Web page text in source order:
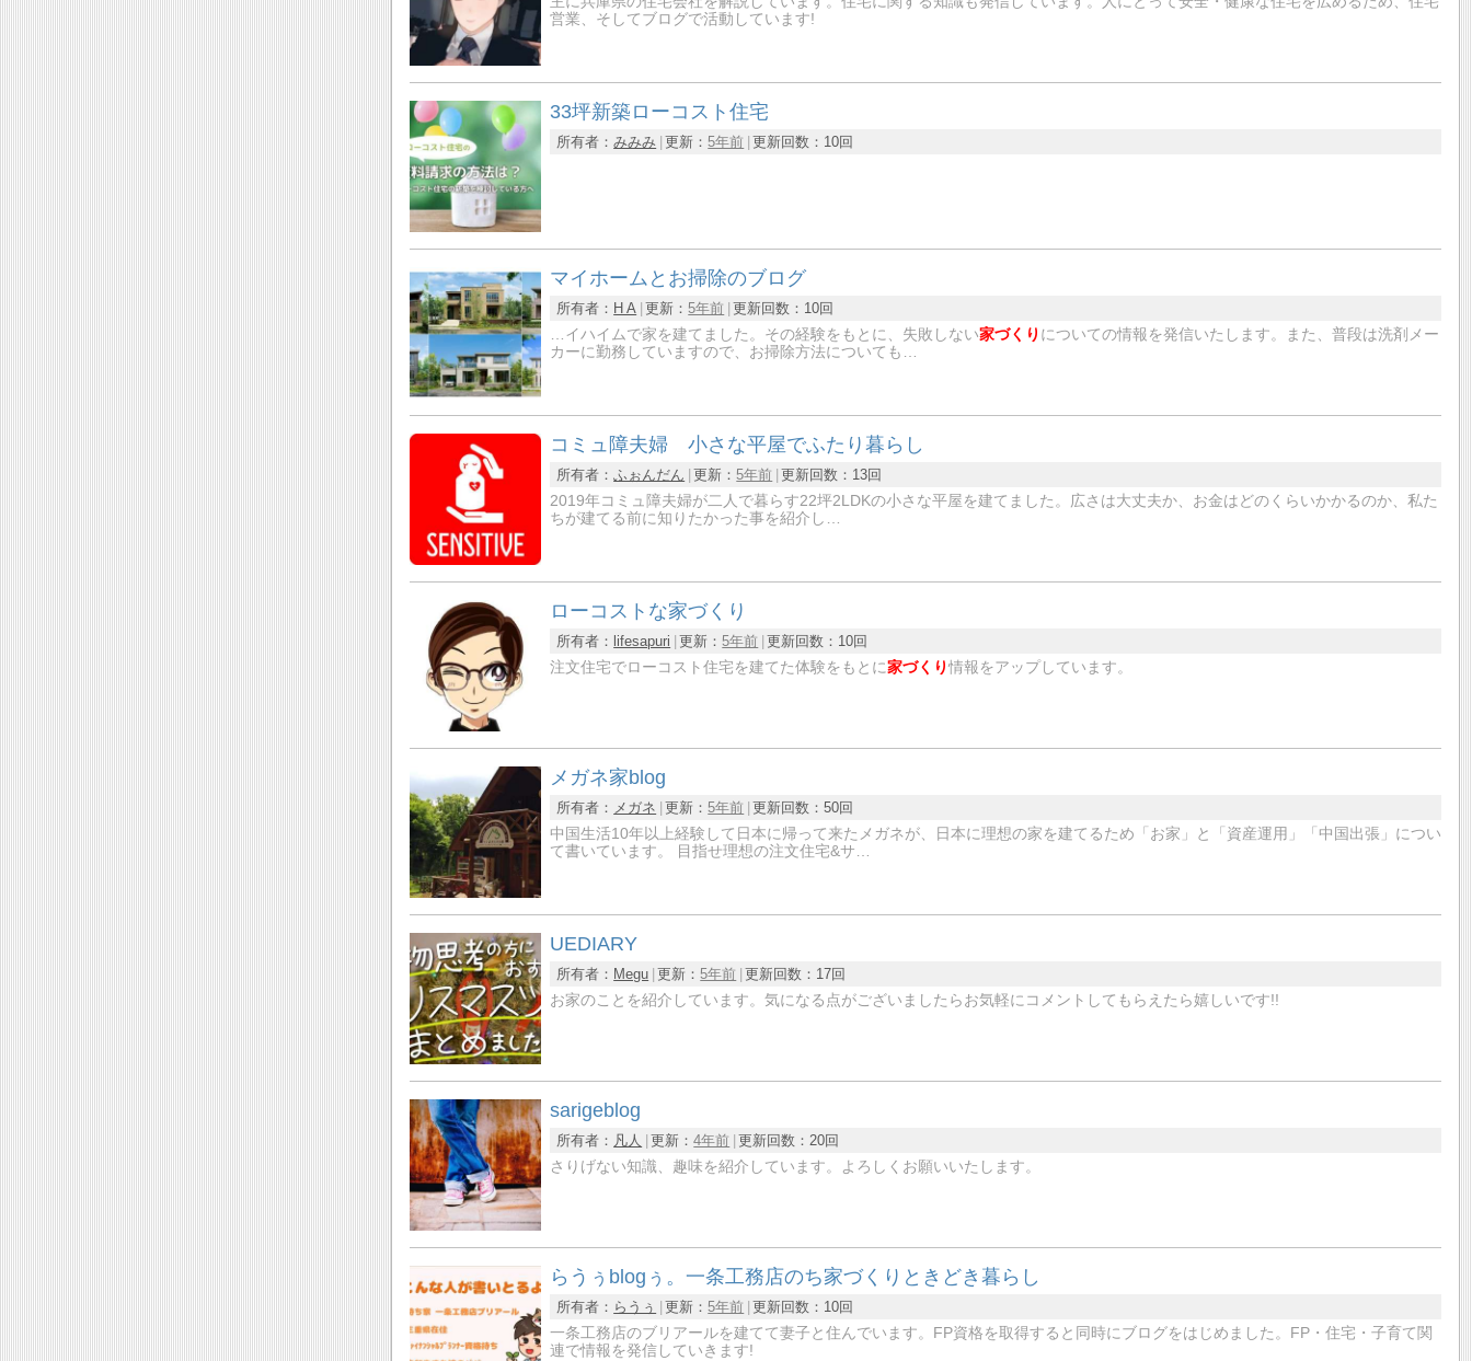
営業、そしてブログで活動しています!
33坪新築ローコスト住宅
所有者：みみみ 更新：5年前 更新回数： 10回
マイホームとお掃除のブログ
所有者： H A 更新：5年前 更新回数： 10回
…イハイムで家を建てました。その経験をもとに、失敗しない家づくり についての情報を発信いたします。また、普段は洗剤メー
カーに勤務していますので、お掃除方法についても…
コミュ障夫婦 小さな平屋でふたり暮らし
所有者：ふぉんだん 更新：5年前 更新回数： 13回
2019年コミュ障夫婦が二人で暮らす22坪2LDKの小さな平屋を建てました。広さは大丈夫か、お金はどのくらいかかるのか、私た
ちが建てる前に知りたかった事を紹介し…
ローコストな家づくり
所有者： lifesapuri 更新：5年前 更新回数： 10回
注文住宅でローコスト住宅を建てた体験をもとに家づくり 情報をアップしています。
メガネ家blog
所有者： メガネ 更新：5年前 更新回数：50回
中国生活10年以上経験して日本に帰って来たメガネが、日本に理想の家を建てるため「お家」と「資産運用」「中国出張」につい
て書いています。 目指せ理想の注文住宅&サ…
UEDIARY
所有者： Megu 更新：5年前 更新回数： 17回
お家のことを紹介しています。気になる点がございましたらお気軽にコメントしてもらえたら嬉しいです!!
sarigeblog
所有者： 凡人 更新：4年前 更新回数：20回
さりげない知識、趣味を紹介しています。よろしくお願いいたします。
らうぅblogぅ。一条工務店のち家づくりときどき暮らし
所有者： らうぅ 更新：5年前 更新回数： 10回
一条工務店のブリアールを建てて妻子と住んでいます。FP資格を取得すると同時にブログをはじめました。FP・住宅・子育て関
連で情報を発信していきます!